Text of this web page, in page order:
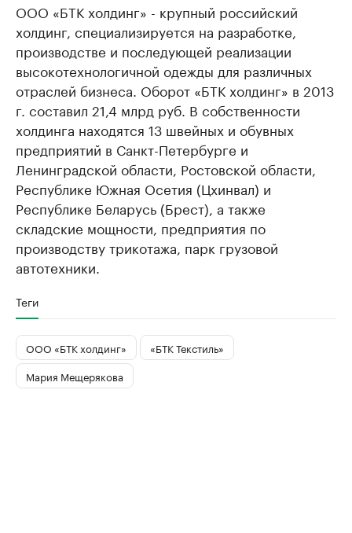
ООО «БТК холдинг» - крупный российский
холдинг, специализируется на разработке,
производстве и последующей реализации
высокотехнологичной одежды для различных
отраслей бизнеса. Оборот «БТК холдинг» в 2013
г. составил 21,4 млрд руб. В собственности
холдинга находятся 13 швейных и обувных
предприятий в Санкт-Петербурге и
Ленинградской области, Ростовской области,
Республике Южная Осетия (Цхинвал) и
Республике Беларусь (Брест), а также
складские мощности, предприятия по
производству трикотажа, парк грузовой
автотехники.
Теги
ООО «БТК холдинг»
«БТК Текстиль»
Мария Мещерякова